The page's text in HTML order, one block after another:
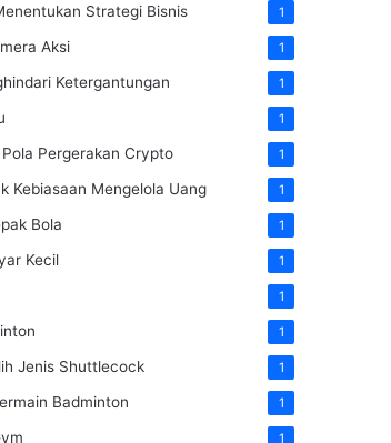
Strategi Bisnis 1
Aksi 1
Ketergantungan 1
1
Pergerakan Crypto 1
Kebiasaan Mengelola Uang 1
Bola 1
Kecil 1
1
1
Jenis Shuttlecock 1
Badminton 1
1